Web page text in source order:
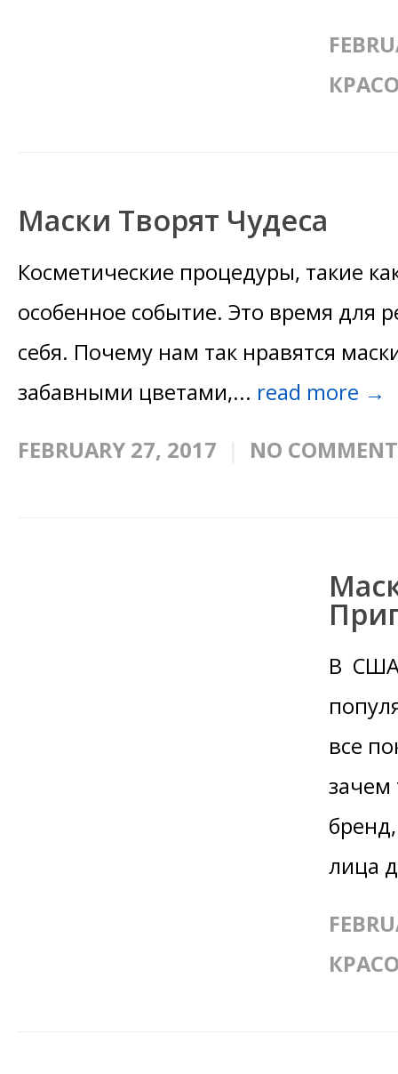
Маски Творят Чудеса
Косметические процедуры, такие
особенное событие. Это время для
себя. Почему нам так нравятся
забавными цветами,... read more →
FEBRUARY 27, 2017 NO
В США
все
зачем
лица